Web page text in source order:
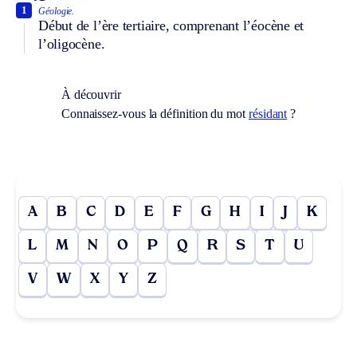
Géologie.
Début de l’ère tertiaire, comprenant l’éocène et
l’oligocène.
1
À découvrir
Connaissez-vous la définition du mot résidant ?
A B C D E F G H I J K
L M N O P Q R S T U
V W X Y Z